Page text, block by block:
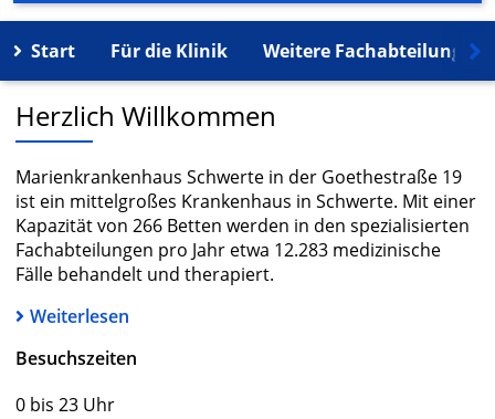
Start Für die Klinik Weitere Fachabteilungen
Herzlich Willkommen
Marienkrankenhaus Schwerte in der Goethestraße 19
ist ein mittelgroßes Krankenhaus in Schwerte. Mit einer
Kapazität von 266 Betten werden in den spezialisierten
Fachabteilungen pro Jahr etwa 12.283 medizinische
Fälle behandelt und therapiert.
Weiterlesen
Besuchszeiten
0 bis 23 Uhr